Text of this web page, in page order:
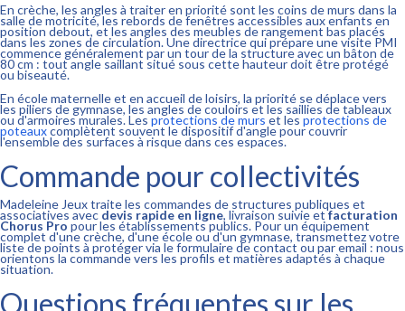
En crèche, les angles à traiter en priorité sont les coins de murs dans la
salle de motricité, les rebords de fenêtres accessibles aux enfants en
position debout, et les angles des meubles de rangement bas placés
dans les zones de circulation. Une directrice qui prépare une visite PMI
commence généralement par un tour de la structure avec un bâton de
80 cm : tout angle saillant situé sous cette hauteur doit être protégé
ou biseauté.
En école maternelle et en accueil de loisirs, la priorité se déplace vers
les piliers de gymnase, les angles de couloirs et les saillies de tableaux
ou d'armoires murales. Les protections de murs et les protections de
poteauxcomplètent souvent le dispositif d'angle pour couvrir
l'ensemble des surfaces à risque dans ces espaces.
Commande pour collectivités
Madeleine Jeux traite les commandes de structures publiques et
associatives avec devis rapide en ligne, livraison suivie etfacturation
Chorus Pro pour les établissements publics. Pour un équipement
complet d'une crèche, d'une école ou d'un gymnase, transmettez votre
liste de points à protéger via le formulaire de contact ou par email : nous
orientons la commande vers les profils et matières adaptés à chaque
situation.
Questions fréquentes sur les